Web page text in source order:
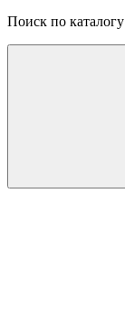
Поиск по каталогу